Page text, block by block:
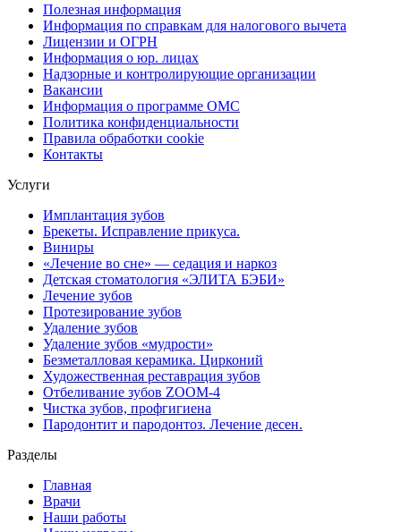
Полезная информация
Информация по справкам для налогового вычета
Лицензии и ОГРН
Информация о юр. лицах
Надзорные и контролирующие организации
Вакансии
Информация о программе ОМС
Политика конфиденциальности
Правила обработки cookie
Контакты
Услуги
Имплантация зубов
Брекеты. Исправление прикуса.
Виниры
«Лечение во сне» — седация и наркоз
Детская стоматология «ЭЛИТА БЭБИ»
Лечение зубов
Протезирование зубов
Удаление зубов
Удаление зубов «мудрости»
Безметалловая керамика. Цирконий
Художественная реставрация зубов
Отбеливание зубов ZOOM-4
Чистка зубов, профгигиена
Пародонтит и пародонтоз. Лечение десен.
Разделы
Главная
Врачи
Наши работы